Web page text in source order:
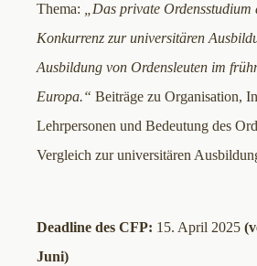
Thema:
„Das private
Konkurrenz zur universitären
Ausbildung von Ordensleuten im
Europa.“ Beiträge zu Organisation,
Lehrpersonen und Bedeutung des
Vergleich zur universitären
Deadline des CFP: 15. April 2025
Juni)